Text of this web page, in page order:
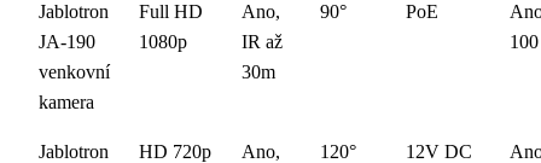
Jablotron
JA-190
venkovní
kamera
Full HD
1080p
Ano,
IR až
30m
90° PoE
100
Jablotron
HD 720p
Ano,
120° 12V DC